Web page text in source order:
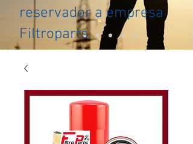
reservador a empresa
Filtroparts.